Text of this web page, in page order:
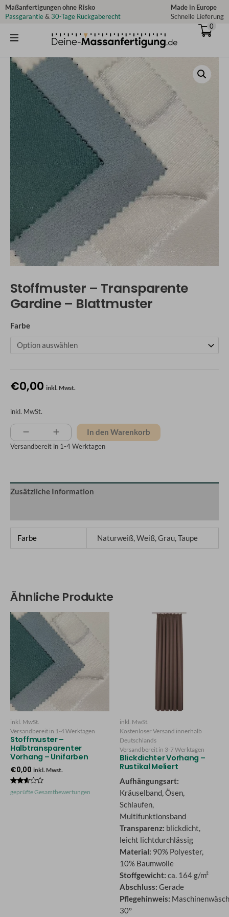
Zum
Inhalt
Maßanfertigungen ohne Risko
Passgarantie& 30-Tage Rückgaberecht
Made in Europe
Schnelle Lieferung
0
Stoffmuster – Transparente
Gardine – Blattmuster
Farbe
€0,00 inkl. Mwst.
inkl. MwSt.
Stoffmuster
-
Transparente
Gardine
-
Blattmuster
Menge
In den Warenkorb
Versandbereit in 1-4 Werktagen
Zusätzliche Information
Farbe Naturweiß, Weiß, Grau, Taupe
Ähnliche Produkte
inkl. MwSt.
Versandbereit in 1-4 Werktagen
Stoffmuster –
Halbtransparenter
Vorhang – Unifarben
€0,00 inkl. Mwst.
Bewertet
mit
geprüfte Gesamtbewertungen
inkl. MwSt.
Kostenloser Versand innerhalb
Deutschlands
Versandbereit in 3-7 Werktagen
Blickdichter Vorhang –
Rustikal Meliert
Aufhängungsart:
Kräuselband, Ösen,
Schlaufen,
Multifunktionsband
Transparenz: blickdicht,
leicht lichtdurchlässig
Material: 90% Polyester,
10% Baumwolle
Stoffgewicht: ca. 164 g/m²
Abschluss: Gerade
Pflegehinweis:
30°